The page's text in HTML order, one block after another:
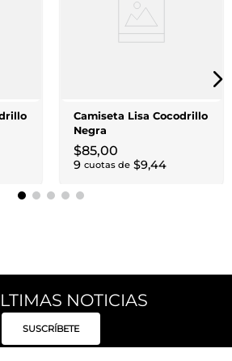
Camiseta Lisa Cocodrillo
Negra
$85,00
9 cuotas de $9,44
NOTICIAS
SUSCRÍBETE